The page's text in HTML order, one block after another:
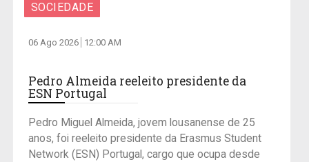
SOCIEDADE
06 Ago 2026 12:00 AM
Pedro Almeida reeleito presidente da
ESN Portugal
Pedro Miguel Almeida, jovem lousanense de 25
anos, foi reeleito presidente da Erasmus Student
Network (ESN) Portugal, cargo que ocupa desde